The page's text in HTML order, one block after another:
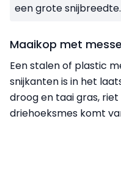
een grote snijbreedte.
Maaikop met
Een stalen of plastic
snijkanten is in het
droog en taai gras, riet
driehoeks­mes komt